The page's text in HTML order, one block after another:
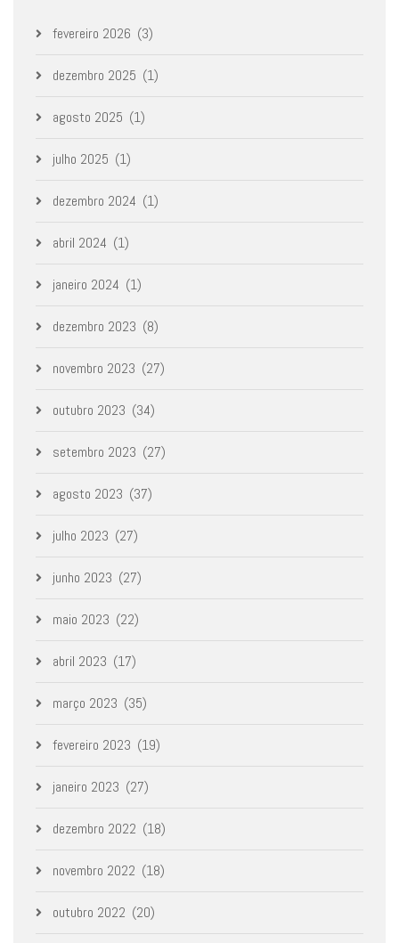
fevereiro 2026 (3)
dezembro 2025 (1)
agosto 2025 (1)
julho 2025 (1)
dezembro 2024 (1)
abril 2024 (1)
janeiro 2024 (1)
dezembro 2023 (8)
novembro 2023 (27)
outubro 2023 (34)
setembro 2023 (27)
agosto 2023 (37)
julho 2023 (27)
junho 2023 (27)
maio 2023 (22)
abril 2023 (17)
março 2023 (35)
fevereiro 2023 (19)
janeiro 2023 (27)
dezembro 2022 (18)
novembro 2022 (18)
outubro 2022 (20)